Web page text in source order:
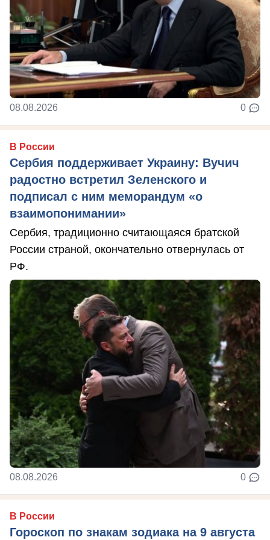
08.08.2026 0
В России
Сербия поддерживает Украину: Вучич
радостно встретил Зеленского и
подписал с ним меморандум «о
взаимопонимании»
Сербия, традиционно считающаяся братской
России страной, окончательно отвернулась от
РФ.
08.08.2026 0
В России
Гороскоп по знакам зодиака на 9 августа